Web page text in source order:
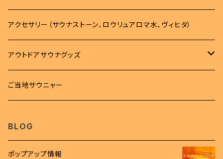
バッグ
バッグ
サコッシュ
タオル
MOKUタオル
雑貨
キーホルダー
タオル
雑貨
サウナマット
アクセサリー（サウナストーン、ロウリュアロマ水、ヴィヒタ）
アウトドアサウナグッズ
柄杓
ご当地サウニャー
BLOG
ポップアップ情報